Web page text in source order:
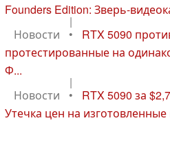
Founders Edition: Зверь-
|
Новости
•
RTX 5090
протестированные на
Ф...
|
Новости
•
RTX 5090 за
Утечка цен на